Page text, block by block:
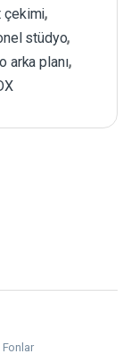
çekimi,
stüdyo,
arka planı,
Fonlar